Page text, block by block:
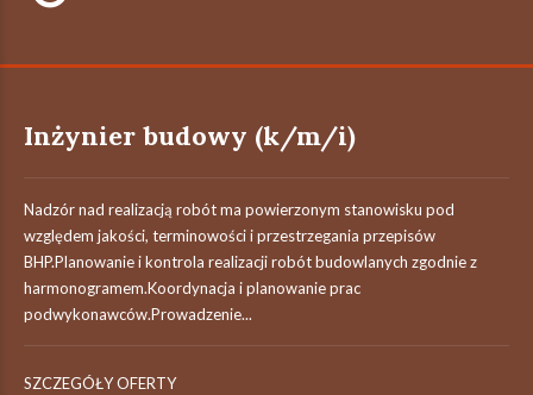
Inżynier budowy (k/m/i)
Nadzór nad realizacją robót ma powierzonym stanowisku pod
względem jakości, terminowości i przestrzegania przepisów
BHP.Planowanie i kontrola realizacji robót budowlanych zgodnie z
harmonogramem.Koordynacja i planowanie prac
podwykonawców.Prowadzenie...
SZCZEGÓŁY OFERTY